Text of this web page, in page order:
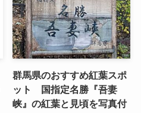
群馬県のおすすめ紅葉スポ
ット 国指定名勝『吾妻
峡』の紅葉と見頃を写真付